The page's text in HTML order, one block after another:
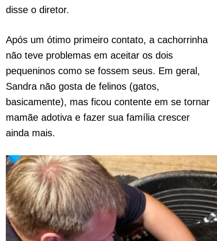
disse o diretor.
Após um ótimo primeiro contato, a cachorrinha
não teve problemas em aceitar os dois
pequeninos como se fossem seus. Em geral,
Sandra não gosta de felinos (gatos,
basicamente), mas ficou contente em se tornar
mamãe adotiva e fazer sua família crescer
ainda mais.